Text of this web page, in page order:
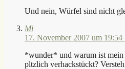
Und nein, Würfel sind nicht
Mi
17. November 2007 um 19:54
*wunder* und warum ist mein
pltzlich verhackstückt?